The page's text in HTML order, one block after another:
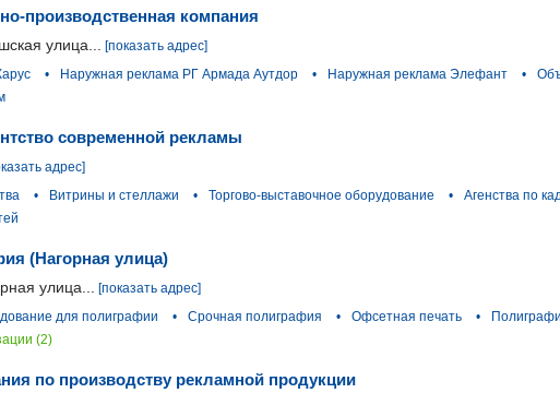
производственная компания
улица... [показать адрес]
• Наружная реклама РГ Армада Аутдор • Наружная реклама Элефант •
современной рекламы
адрес]
• Витрины и стеллажи • Торгово-выставочное оборудование •
Агенства по
(Нагорная улица)
улица...
[показать адрес]
для полиграфии • Срочная полиграфия • Офсетная печать •
(2)
по производству рекламной продукции